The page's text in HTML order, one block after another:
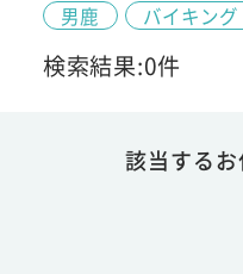
男鹿 バイキング
検索結果:0件
該当する